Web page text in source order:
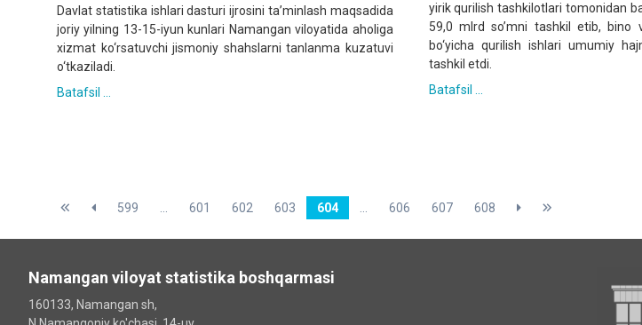
Davlat statistika ishlari dasturi ijrosini ta’minlash maqsadida
joriy yilning 13-15-iyun kunlari Namangan viloyatida aholiga
xizmat ko‘rsatuvchi jismoniy shahslarni tanlanma kuzatuvi
o‘tkaziladi.
Batafsil ...
yirik qurilish tashkilotlari tomonidan
59,0 mlrd so’mni tashkil etib, bino
bo‘yicha qurilish ishlari umumiy
tashkil etdi.
Batafsil ...
599 ... 601 602 603 604 ... 606 607 608
Namangan viloyat statistika boshqarmasi
160133, Namangan sh,